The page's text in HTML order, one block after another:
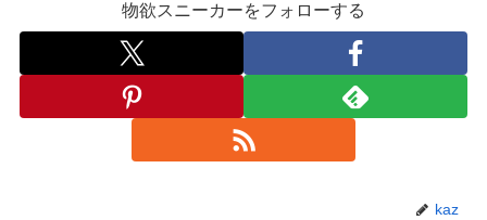
物欲スニーカーをフォローする
kaz